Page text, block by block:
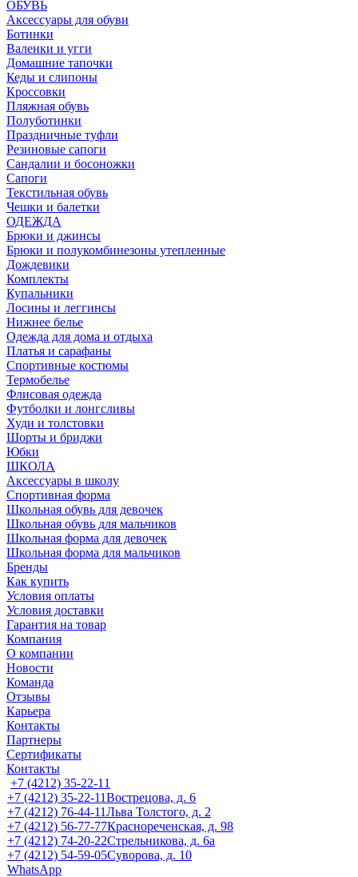
ОБУВЬ
Аксессуары для обуви
Ботинки
Валенки и угги
Домашние тапочки
Кеды и слипоны
Кроссовки
Пляжная обувь
Полуботинки
Праздничные туфли
Резиновые сапоги
Сандалии и босоножки
Сапоги
Текстильная обувь
Чешки и балетки
ОДЕЖДА
Брюки и джинсы
Брюки и полукомбинезоны утепленные
Дождевики
Комплекты
Купальники
Лосины и леггинсы
Нижнее белье
Одежда для дома и отдыха
Платья и сарафаны
Спортивные костюмы
Термобелье
Флисовая одежда
Футболки и лонгсливы
Худи и толстовки
Шорты и бриджи
Юбки
ШКОЛА
Аксессуары в школу
Спортивная форма
Школьная обувь для девочек
Школьная обувь для мальчиков
Школьная форма для девочек
Школьная форма для мальчиков
Бренды
Как купить
Условия оплаты
Условия доставки
Гарантия на товар
Компания
О компании
Новости
Команда
Отзывы
Карьера
Контакты
Партнеры
Сертификаты
Контакты
+7 (4212) 35-22-11
+7 (4212) 35-22-11Вострецова, д. 6
+7 (4212) 76-44-11Льва Толстого, д. 2
+7 (4212) 56-77-77Краснореченская, д. 98
+7 (4212) 74-20-22Стрельникова, д. 6а
+7 (4212) 54-59-05Суворова, д. 10
WhatsApp